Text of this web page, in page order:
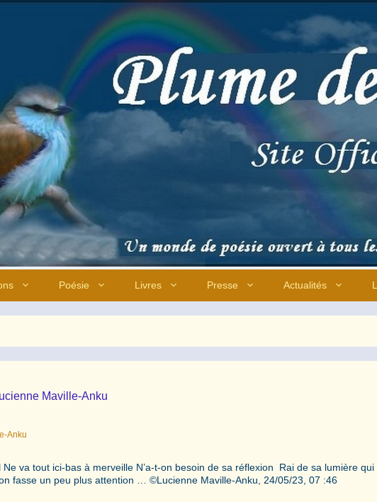
Poésie Livres Presse Actualités
Maville-Anku
Anku
va tout ici-bas à merveille N’a-t-on besoin de sa réflexion Rai de sa lumière
fasse un peu plus attention … ©️Lucienne Maville-Anku, 24/05/23, 07 :46